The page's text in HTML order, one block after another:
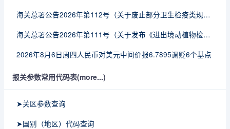
海关总署公告2026年第112号（关于废止部分卫生检疫类规范性文件的公告）
海关总署公告2026年第111号（关于发布《进出境动植物检疫处理监督管理工作规定》《进出境卫生处理监督管理工作规定》的公告）
2026年8月6日周四人民币对美元中间价报6.7895调贬6个基点
报关参数常用代码表(more...)
➤关区参数查询
➤国别（地区）代码查询